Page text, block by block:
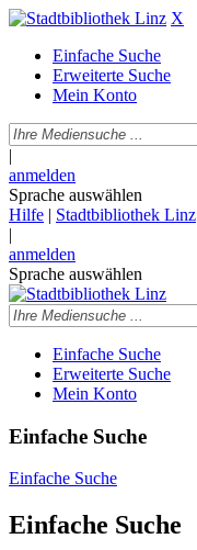
X
Einfache Suche
Erweiterte Suche
Mein Konto
|
anmelden
Sprache auswählen
Hilfe | Stadtbibliothek Linz
|
anmelden
Sprache auswählen
Einfache Suche
Erweiterte Suche
Mein Konto
Einfache Suche
Einfache Suche
Einfache Suche